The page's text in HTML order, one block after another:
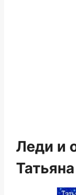
Леди и